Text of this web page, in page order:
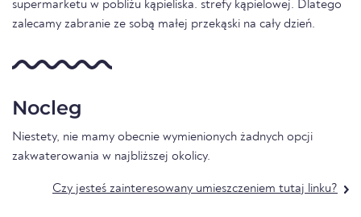
supermarketu w pobliżu kąpieliska. strefy kąpielowej. Dlatego
zalecamy zabranie ze sobą małej przekąski na cały dzień.
Nocleg
Niestety, nie mamy obecnie wymienionych żadnych opcji
zakwaterowania w najbliższej okolicy.
Czy jesteś zainteresowany umieszczeniem tutaj linku?